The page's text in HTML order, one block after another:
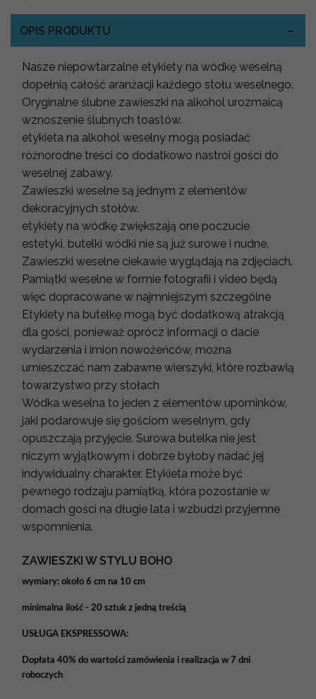
OPIS PRODUKTU
Nasze niepowtarzalne etykiety na wódkę weselną
dopełnią całość aranżacji każdego stołu weselnego.
Oryginalne ślubne zawieszki na alkohol urozmaicą
wznoszenie ślubnych toastów.
etykieta na alkohol weselny mogą posiadać
różnorodne treści co dodatkowo nastroi gości do
weselnej zabawy.
Zawieszki weselne są jednym z elementów
dekoracyjnych stołów.
etykiety na wódkę zwiększają one poczucie
estetyki, butelki wódki nie są już surowe i nudne.
Zawieszki weselne ciekawie wyglądają na zdjęciach.
Pamiątki weselne w formie fotografii i video będą
więc dopracowane w najmniejszym szczególne
Etykiety na butelkę mogą być dodatkową atrakcją
dla gości, ponieważ oprócz informacji o dacie
wydarzenia i imion nowożeńców, można
umieszczać nam zabawne wierszyki, które rozbawią
towarzystwo przy stołach
Wódka weselna to jeden z elementów upominków,
jaki podarowuje się gościom weselnym, gdy
opuszczają przyjęcie. Surowa butelka nie jest
niczym wyjątkowym i dobrze byłoby nadać jej
indywidualny charakter. Etykieta może być
pewnego rodzaju pamiątką, która pozostanie w
domach gości na długie lata i wzbudzi przyjemne
wspomnienia.
ZAWIESZKI W STYLU BOHO
wymiary: około 6 cm na 10 cm
minimalna ilość - 20 sztuk z jedną treścią
USŁUGA EKSPRESSOWA:
Dopłata 40% do wartości zamówienia i realizacja w 7 dni
roboczych